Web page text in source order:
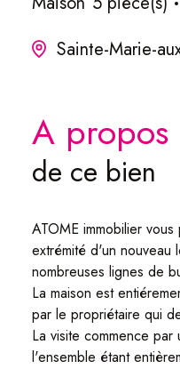
Sainte-Marie-
a propos
de ce bien
ATOME immobilier
extrémité d'un nouveau
nombreuses lignes de
La maison est
par le propriétaire qui
La visite commence
l'ensemble étant